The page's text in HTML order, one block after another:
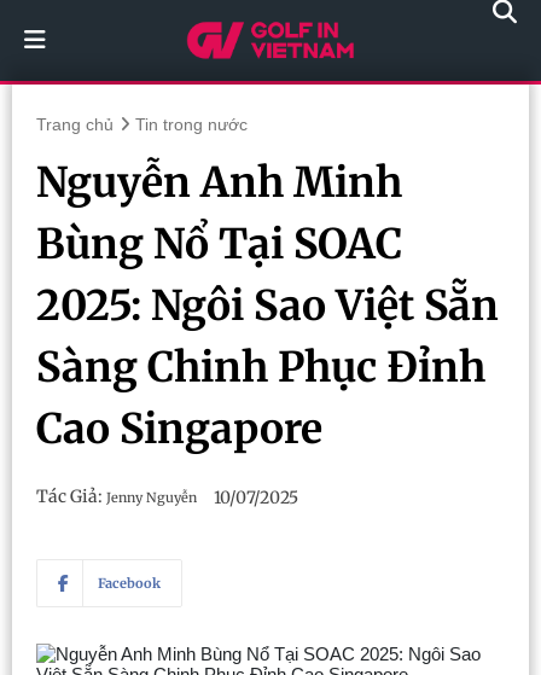
Trang chủ Tin trong nước
Nguyễn Anh Minh
Bùng Nổ Tại SOAC
2025: Ngôi Sao Việt Sẵn
Sàng Chinh Phục Đỉnh
Cao Singapore
Tác Giả: Jenny Nguyễn 10/07/2025
Facebook